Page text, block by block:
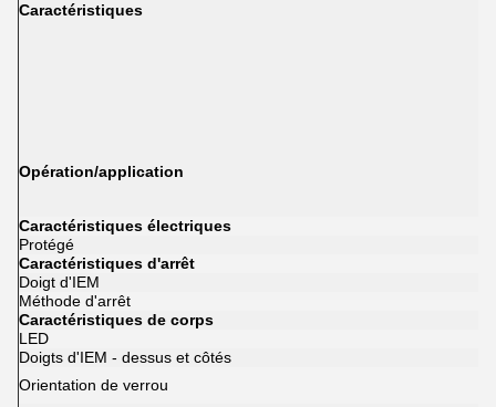
Caractéristiques
Opération/application
Caractéristiques électriques
Protégé
Caractéristiques d'arrêt
Doigt d'IEM
Méthode d'arrêt
Caractéristiques de corps
LED
Doigts d'IEM - dessus et côtés
Orientation de verrou